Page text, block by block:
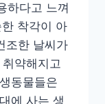
하다고 느껴
착각이 아
조한 날씨가
약해지고
동물들은
에 사는 생